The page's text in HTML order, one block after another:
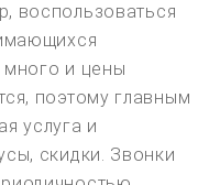
воспользоваться
много и цены
поэтому главным
услуга и
скидки. Звонки